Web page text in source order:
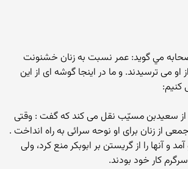
مي گوید: عمر نسبت به زنان خشنونت
می ترسیدند. و ما در اینجا گوشه ای از این
کنیم:
سعيدبن مسيّب نقل مى كند كه گفت : وقتى
از زنان براى او نوحه سرائى به راه انداخت .
و آنها را از گريستن بر ابوبكر منع كرد، ولى
كار خود بودند.